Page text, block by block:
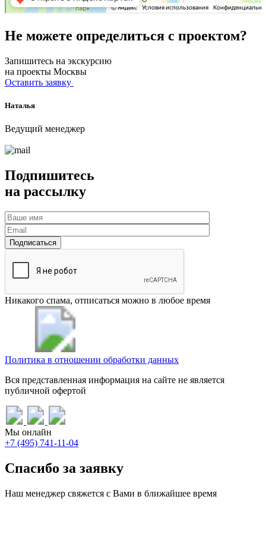
Не можете определиться с проектом?
Запишитесь на экскурсию
на проекты Москвы
Оставить заявку
Наталья
Ведущий менеджер
Подпишитесь
на рассылку
Никакого спама, отписаться можно в любое время
Политика в отношении обработки данных
Вся представленная информация на сайте не является
публичной офертой
Мы онлайн
+7 (495) 741-11-04
Спасибо за заявку
Наш менеджер свяжется с Вами в ближайшее время